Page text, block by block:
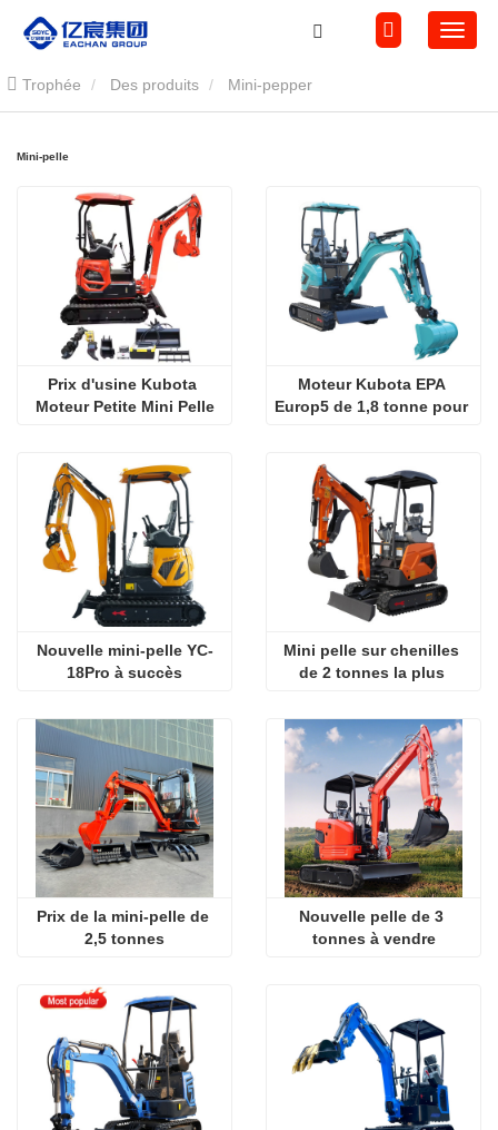
Trophée Des produits Mini-pepper
Mini-pelle
Prix d'usine Kubota
Moteur Petite Mini Pelle
Moteur Kubota EPA
Europ5 de 1,8 tonne pour
Nouvelle mini-pelle YC-
18Pro à succès
Mini pelle sur chenilles
de 2 tonnes la plus
Prix ​​de la mini-pelle de
2,5 tonnes
Nouvelle pelle de 3
tonnes à vendre